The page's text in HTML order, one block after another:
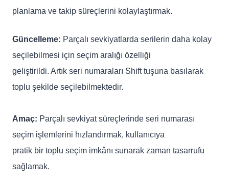
planlama ve takip süreçlerini kolaylaştırmak.
Güncelleme: Parçalı sevkiyatlarda serilerin daha kolay
seçilebilmesi için seçim aralığı özelliği
geliştirildi. Artık seri numaraları Shift tuşuna basılarak
toplu şekilde seçilebilmektedir.
Amaç: Parçalı sevkiyat süreçlerinde seri numarası
seçim işlemlerini hızlandırmak, kullanıcıya
pratik bir toplu seçim imkânı sunarak zaman tasarrufu
sağlamak.